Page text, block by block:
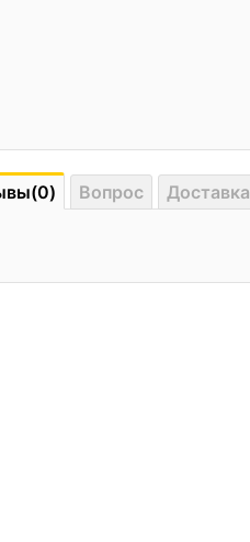
Вопрос Доставка